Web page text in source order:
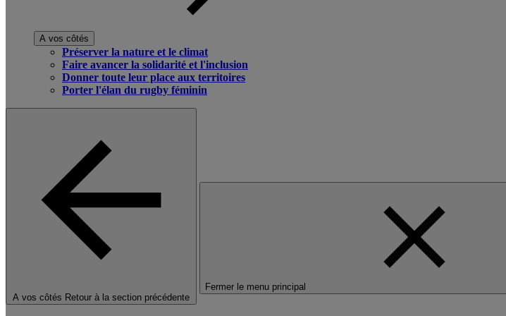
A vos côtés
Préserver la nature et le climat
Faire avancer la solidarité et l'inclusion
Donner toute leur place aux territoires
Porter l'élan du rugby féminin
A vos côtés Retour à la section précédente
Fermer le menu principal